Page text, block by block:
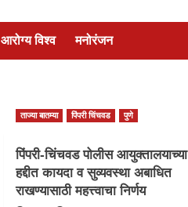
आरोग्य विश्व मनोरंजन
ताज्या बातम्या पिंपरी चिंचवड पुणे
पिंपरी-चिंचवड पोलीस आयुक्तालयाच्या
हद्दीत कायदा व सुव्यवस्था अबाधित
राखण्यासाठी महत्त्वाचा निर्णय